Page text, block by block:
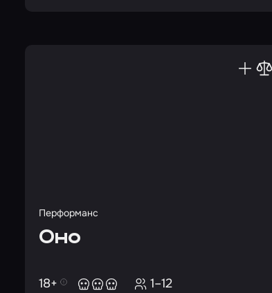
Перформанс
Оно
18+ 1–12